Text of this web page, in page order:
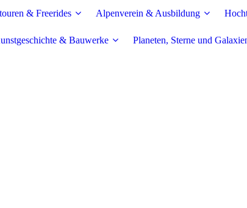
& Freerides Alpenverein & Ausbildung
& Bauwerke Planeten, Sterne und